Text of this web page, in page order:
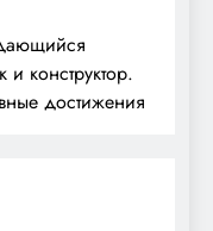
и конструктор.
достижения